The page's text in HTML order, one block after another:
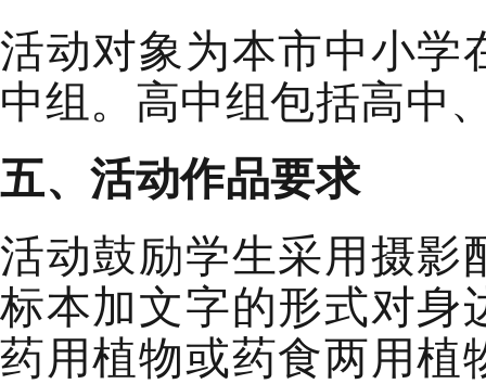
活动对象为本市中小学
中组。 高中组包括高中
五、活动作品要求
活动鼓励学生采用摄影
标本加文字的形式对身
药用植物或药食两用植